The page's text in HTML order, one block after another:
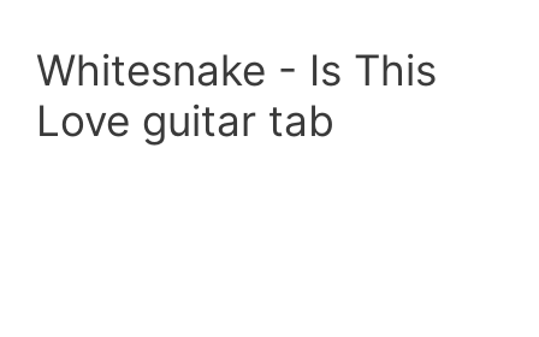
Whitesnake - Is This
Love guitar tab